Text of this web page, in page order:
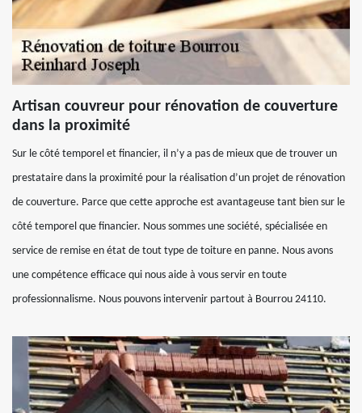
Artisan couvreur pour rénovation de couverture
dans la proximité
Sur le côté temporel et financier, il n’y a pas de mieux que de trouver un
prestataire dans la proximité pour la réalisation d’un projet de rénovation
de couverture. Parce que cette approche est avantageuse tant bien sur le
côté temporel que financier. Nous sommes une société, spécialisée en
service de remise en état de tout type de toiture en panne. Nous avons
une compétence efficace qui nous aide à vous servir en toute
professionnalisme. Nous pouvons intervenir partout à Bourrou 24110.